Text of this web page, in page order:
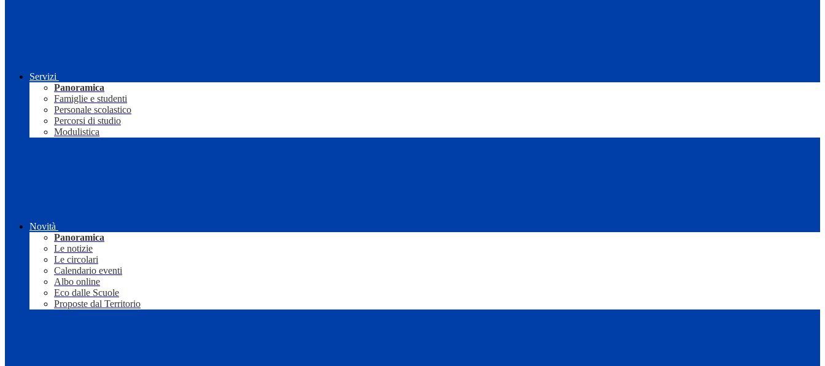
Servizi
Panoramica
Famiglie e studenti
Personale scolastico
Percorsi di studio
Modulistica
Novità
Panoramica
Le notizie
Le circolari
Calendario eventi
Albo online
Eco dalle Scuole
Proposte dal Territorio